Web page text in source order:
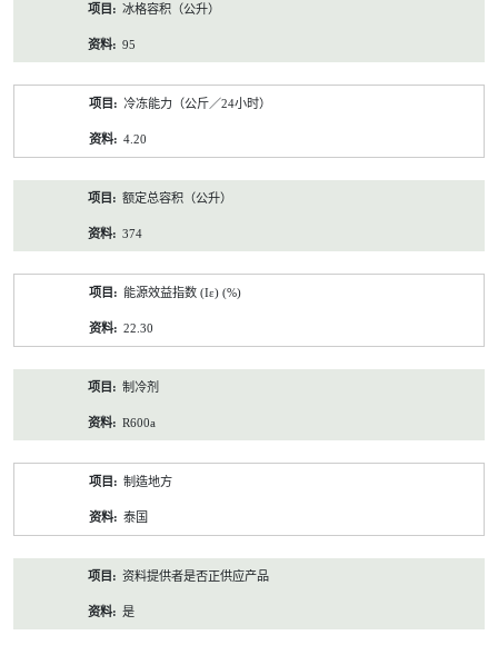
冰格容积（公升）
95
冷冻能力（公斤／24小时）
4.20
额定总容积（公升）
374
能源效益指数 (Iε) (%)
22.30
制冷剂
R600a
制造地方
泰国
资料提供者是否正供应产品
是